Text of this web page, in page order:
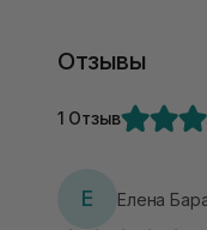
Отзывы
1 Отзыв
Е Елена